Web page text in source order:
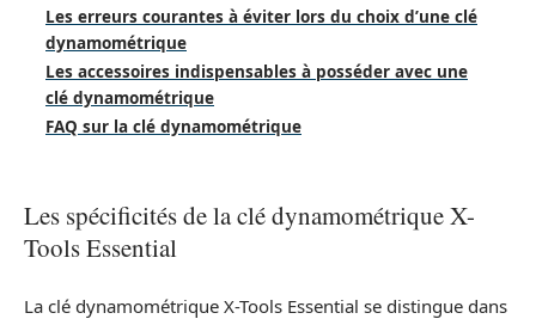
Les erreurs courantes à éviter lors du choix d’une clé
dynamométrique
Les accessoires indispensables à posséder avec une
clé dynamométrique
FAQ sur la clé dynamométrique
Les spécificités de la clé dynamométrique X-
Tools Essential
La clé dynamométrique X-Tools Essential se distingue dans